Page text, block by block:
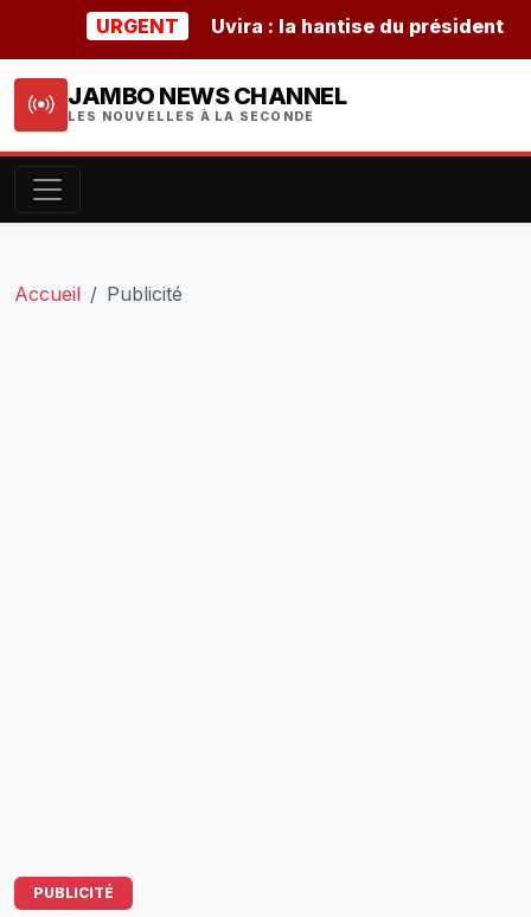
URGENT Uvira : la hantise du président
JAMBO NEWS CHANNEL
LES NOUVELLES À LA SECONDE
Accueil Publicité
PUBLICITÉ